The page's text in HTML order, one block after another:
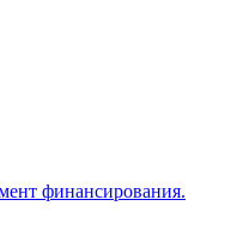
финансирования.